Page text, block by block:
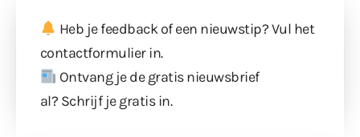
Heb je feedback of een nieuwstip? Vul het
contactformulierin.
Ontvang je de gratis nieuwsbrief
al? Schrijf je gratis in.